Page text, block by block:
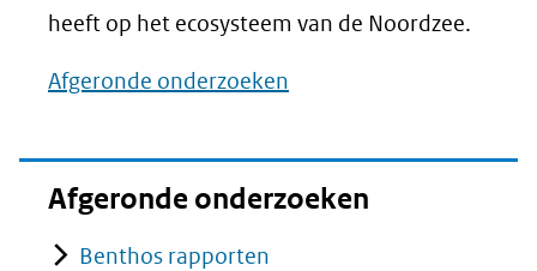
heeft op het ecosysteem van de Noordzee.
Afgeronde onderzoeken
Afgeronde onderzoeken
Benthos rapporten